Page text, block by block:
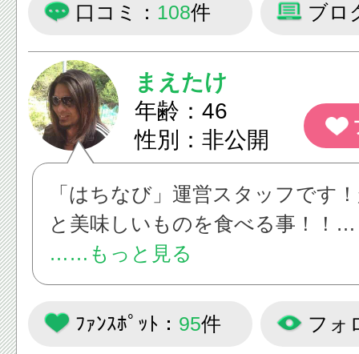
八王子市内のラーメン屋を制覇
口コミ： 108件 ブロ
まえたけ
年齢：46
性別：非公開
「はちなび」運営スタッフです
と美味しいものを食べる事！！
「はちなび」は八王子市民皆様
と、作られているサイトです。
もっともっと八王子を皆さんに
……もっと見る
ﾌｧﾝｽﾎﾟｯﾄ： 95件 フォ